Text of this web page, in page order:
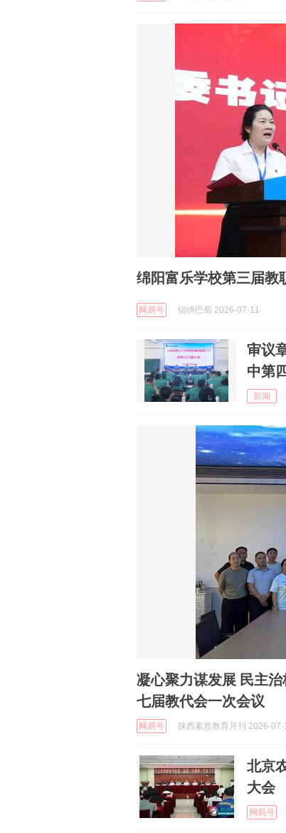
绵阳富乐学校第三届教
网易号 锦绣巴蜀 2026-07-11
审议
中第
新闻
凝心聚力谋发展 民主治校谱新篇 一一紫阳县高滩镇初级中学召开第
七届教代会一次会议
网易号 陕西素质教育月刊 2026-07-
北京
大会
网易号